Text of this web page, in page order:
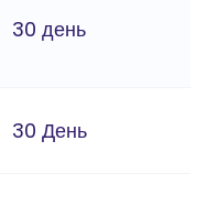
30 день
30 День